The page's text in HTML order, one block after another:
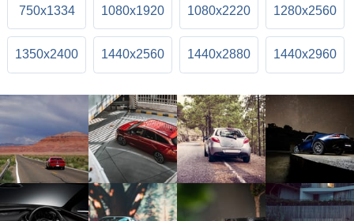
750x1334 1080x1920 1080x2220 1280x2560
1350x2400 1440x2560 1440x2880 1440x2960